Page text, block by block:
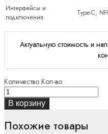
Интерфейсы и
подключения
Type-C,
Актуальную стоимость и
Количество Кол-во
В корзину
Похожие товары